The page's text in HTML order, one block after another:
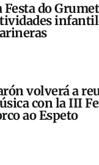
Festa do
volverá a
con la III
ao Espeto